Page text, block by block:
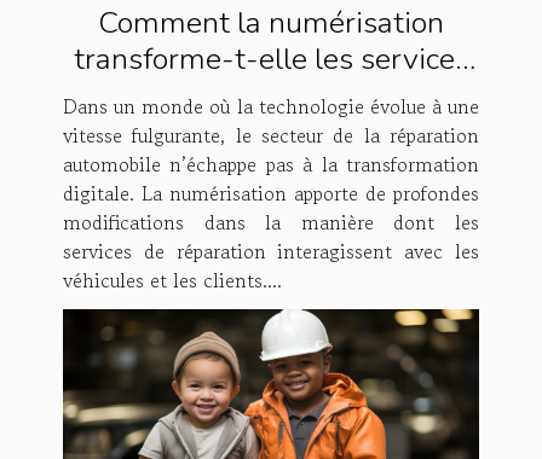
Comment la numérisation
transforme-t-elle les services
de réparation automobile ?
Dans un monde où la technologie évolue à une
vitesse fulgurante, le secteur de la réparation
automobile n’échappe pas à la transformation
digitale. La numérisation apporte de profondes
modifications dans la manière dont les
services de réparation interagissent avec les
véhicules et les clients....